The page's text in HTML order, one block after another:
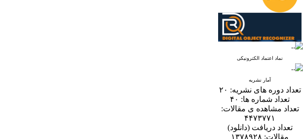
نماد اعتماد الکترونیکی
آمار نشریه
تعداد دوره های نشریه: ۲۰
تعداد شماره ها: ۴۰
تعداد مشاهده ی مقالات:
۴۴۷۳۷۷۱
تعداد دریافت (دانلود)
مقالات: ۱۳۷۸۹۲۸